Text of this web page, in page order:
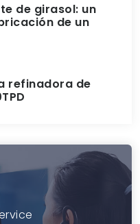
de girasol: un
de un
refinadora de